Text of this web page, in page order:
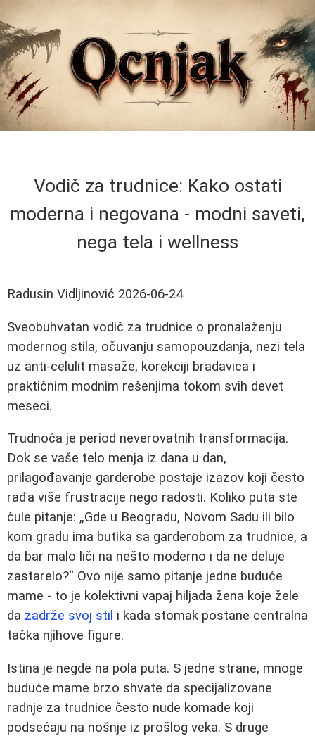
Vodič za trudnice: Kako ostati
moderna i negovana - modni saveti,
nega tela i wellness
Radusin Vidljinović 2026-06-24
Sveobuhvatan vodič za trudnice o pronalaženju
modernog stila, očuvanju samopouzdanja, nezi tela
uz anti-celulit masaže, korekciji bradavica i
praktičnim modnim rešenjima tokom svih devet
meseci.
Trudnoća je period neverovatnih transformacija.
Dok se vaše telo menja iz dana u dan,
prilagođavanje garderobe postaje izazov koji često
rađa više frustracije nego radosti. Koliko puta ste
čule pitanje: „Gde u Beogradu, Novom Sadu ili bilo
kom gradu ima butika sa garderobom za trudnice, a
da bar malo liči na nešto moderno i da ne deluje
zastarelo?“ Ovo nije samo pitanje jedne buduće
mame - to je kolektivni vapaj hiljada žena koje žele
da zadrže svoj stil i kada stomak postane centralna
tačka njihove figure.
Istina je negde na pola puta. S jedne strane, mnoge
buduće mame brzo shvate da specijalizovane
radnje za trudnice često nude komade koji
podsećaju na nošnje iz prošlog veka. S druge